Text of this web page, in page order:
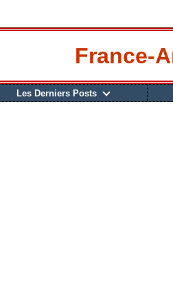
France-
Les Derniers Posts